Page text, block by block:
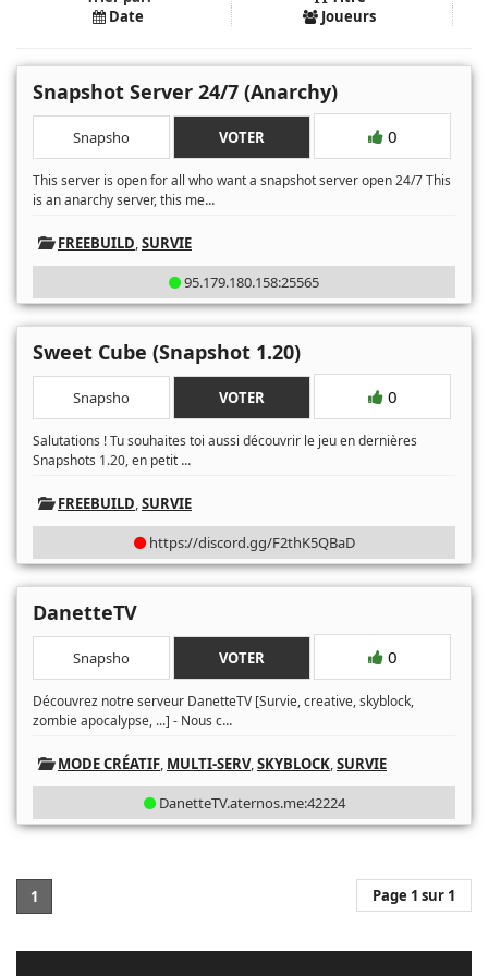
Date
Joueurs
Snapshot Server 24/7 (Anarchy)
Snapsho VOTER 0
This server is open for all who want a snapshot server open 24/7 This
is an anarchy server, this me...
FREEBUILD,SURVIE
95.179.180.158:25565
Sweet Cube (Snapshot 1.20)
Snapsho VOTER 0
Salutations ! ​ Tu souhaites toi aussi découvrir le jeu en dernières
Snapshots 1.20, en petit ...
FREEBUILD,SURVIE
https://discord.gg/F2thK5QBaD
DanetteTV
Snapsho VOTER 0
Découvrez notre serveur DanetteTV [Survie, creative, skyblock,
zombie apocalypse, ...] - Nous c...
MODE CRÉATIF, MULTI-SERV,SKYBLOCK,SURVIE
DanetteTV.aternos.me:42224
1 Page 1 sur 1